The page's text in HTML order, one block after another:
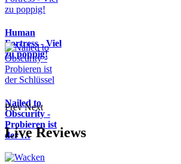
Human
Fortress - Viel
zu poppig!
Nailed to
Obscurity -
Probieren ist
der …
Prev Next
Live Reviews